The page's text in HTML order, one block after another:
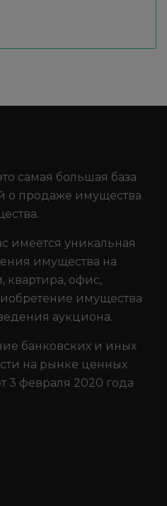
самая большая база
о продаже имущества
имеется уникальная
имущества на
квартира, офис,
имущества
аукциона.
банковских и иных
на рынке ценных
3 февраля 2020 года